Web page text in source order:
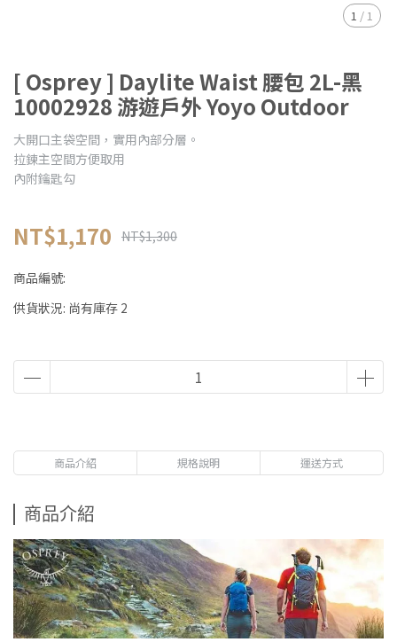
1 /1
[ Osprey ] Daylite Waist 腰包 2L-黑
10002928 游遊戶外 Yoyo Outdoor
大開口主袋空間，實用內部分層。
拉鍊主空間方便取用
內附鑰匙勾
NT$1,170 NT$1,300
商品編號:
供貨狀況: 尚有庫存 2
商品介紹 規格說明 運送方式
商品介紹